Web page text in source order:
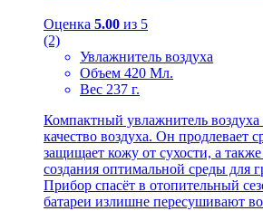
Оценка 5.00 из 5
(2)
Увлажнитель воздуха
Объем 420 Мл.
Вес 237 г.
Компактный увлажнитель
качество воздуха. Он продлевает
защищает кожу от сухости, а также
создания оптимальной среды для
Прибор спасёт в отопительный
батареи излишне пересушивают